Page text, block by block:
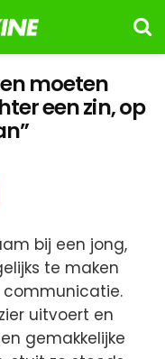
moeten
een zin, op
bij een jong,
te maken
communicatie.
uitvoert en
gemakkelijke